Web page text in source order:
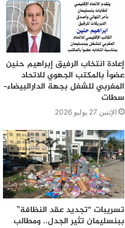
إعادة انتخاب الرفيق إبراهيم حنين
عضواً بالمكتب الجهوي للاتحاد
المغربي للشغل بجهة الدارالبيضاء–
سطات
الإثنين 27 يوليو 2026
تسريبات “تجديد عقد النظافة”
ببنسليمان تثير الجدل.. ومطالب